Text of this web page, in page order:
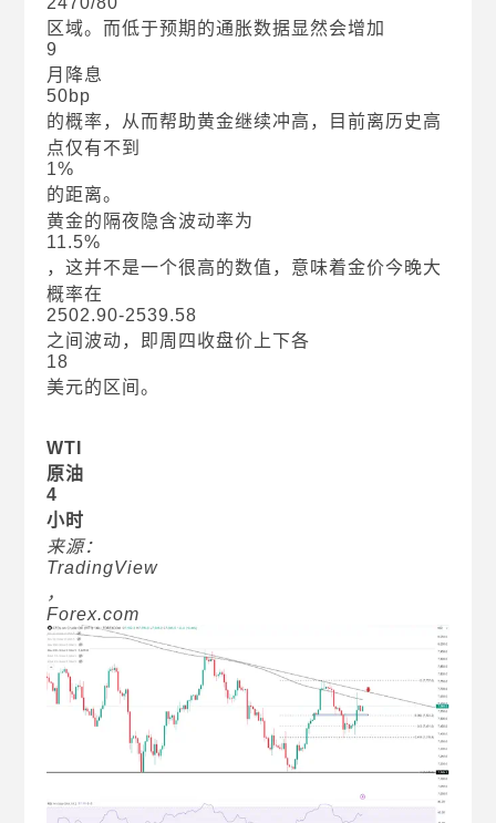
区域。而低于预期的通胀数据显然会增加
9
月降息
50bp
的概率，从而帮助黄金继续冲高，目前离历史高
点仅有不到
1%
的距离。
黄金的隔夜隐含波动率为
11.5%
，这并不是一个很高的数值，意味着金价今晚大
概率在
2502.90-2539.58
之间波动，即周四收盘价上下各
18
美元的区间。
WTI
原油
4
小时
来源：
TradingView
，
Forex.com